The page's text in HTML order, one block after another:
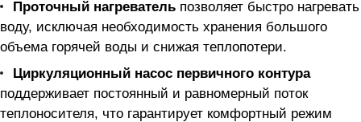
Проточный нагреватель позволяет быстро нагревать
воду, исключая необходимость хранения большого
объема горячей воды и снижая теплопотери.
Циркуляционный насос первичного контура
поддерживает постоянный и равномерный поток
теплоносителя, что гарантирует комфортный режим